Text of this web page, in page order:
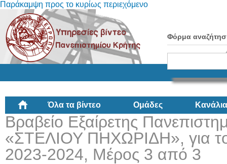
Παράκαμψη προς το κυρίως περιεχόμενο
Φόρμα
Όλα τα βίντεο Ομάδες Κανάλια
Βραβείο Εξαίρετης
«ΣΤΕΛΙΟΥ ΠΗΧΩΡΙΔΗ», για
2023-2024, Μέρος 3 από 3